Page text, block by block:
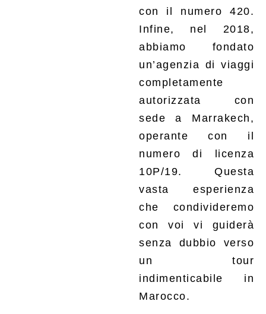
con il numero 420.
Infine, nel 2018,
abbiamo fondato
un’agenzia di viaggi
completamente
autorizzata con
sede a Marrakech,
operante con il
numero di licenza
10P/19. Questa
vasta esperienza
che condivideremo
con voi vi guiderà
senza dubbio verso
un tour
indimenticabile in
Marocco.